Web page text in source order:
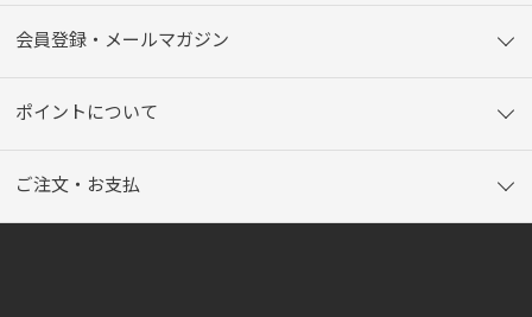
会員登録・メールマガジン
ポイントについて
ご注文・お支払